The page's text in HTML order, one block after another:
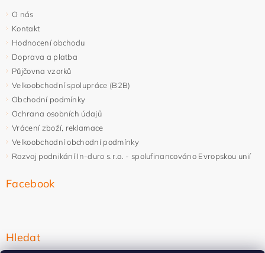
O nás
Kontakt
Hodnocení obchodu
Doprava a platba
Půjčovna vzorků
Velkoobchodní spolupráce (B2B)
Obchodní podmínky
Ochrana osobních údajů
Vrácení zboží, reklamace
Velkoobchodní obchodní podmínky
Rozvoj podnikání In-duro s.r.o. - spolufinancováno Evropskou unií
Facebook
Hledat